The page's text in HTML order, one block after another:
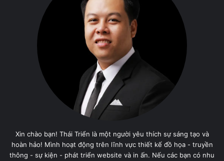
Xin chào bạn! Thái Triển là một người yêu thích sự sáng tạo và
hoàn hảo! Mình hoạt động trên lĩnh vực thiết kế đồ họa - truyền
thông - sự kiện - phát triển website và in ấn. Nếu các bạn có nhu